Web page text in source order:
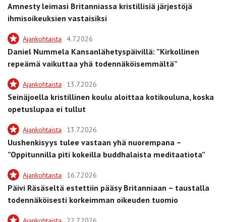
Amnesty leimasi Britanniassa kristillisiä järjestöjä
ihmisoikeuksien vastaisiksi
Ajankohtaista 4.7.2026
Daniel Nummela Kansanlähetyspäivillä: ”Kirkollinen
repeämä vaikuttaa yhä todennäköisemmältä”
Ajankohtaista 13.7.2026
Seinäjoella kristillinen koulu aloittaa kotikouluna, koska
opetuslupaa ei tullut
Ajankohtaista 13.7.2026
Uushenkisyys tulee vastaan yhä nuorempana –
”Oppitunnilla piti kokeilla buddhalaista meditaatiota”
Ajankohtaista 16.7.2026
Päivi Räsäseltä estettiin pääsy Britanniaan – taustalla
todennäköisesti korkeimman oikeuden tuomio